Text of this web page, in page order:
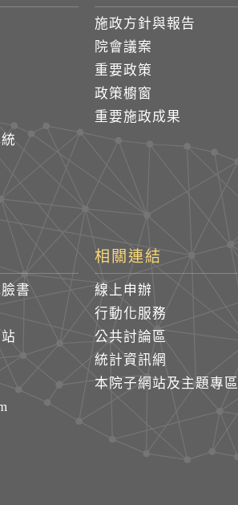
施政方針與報告
院會議案
重要政策
政策櫥窗
重要施政成果
書
相關連結
線上申辦
行動化服務
公共討論區
統計資訊網
本院子網站及主題專區